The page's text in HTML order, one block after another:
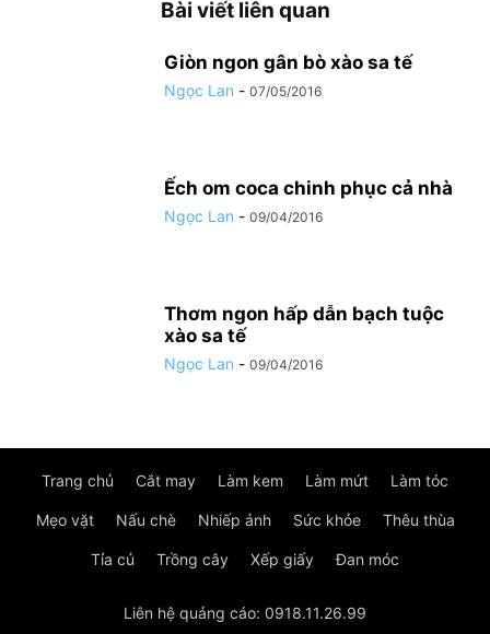
Bài viết liên quan
Giòn ngon gân bò xào sa tế
Ngọc Lan - 07/05/2016
Ếch om coca chinh phục cả nhà
Ngọc Lan - 09/04/2016
Thơm ngon hấp dẫn bạch tuộc
xào sa tế
Ngọc Lan - 09/04/2016
Trang chủ Cắt may Làm kem Làm mứt Làm tóc
Mẹo vặt Nấu chè Nhiếp ảnh Sức khỏe Thêu thùa
Tỉa củ Trồng cây Xếp giấy Đan móc
Liên hệ quảng cáo: 0918.11.26.99